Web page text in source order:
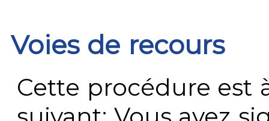
Voies de recours
Cette procédure est